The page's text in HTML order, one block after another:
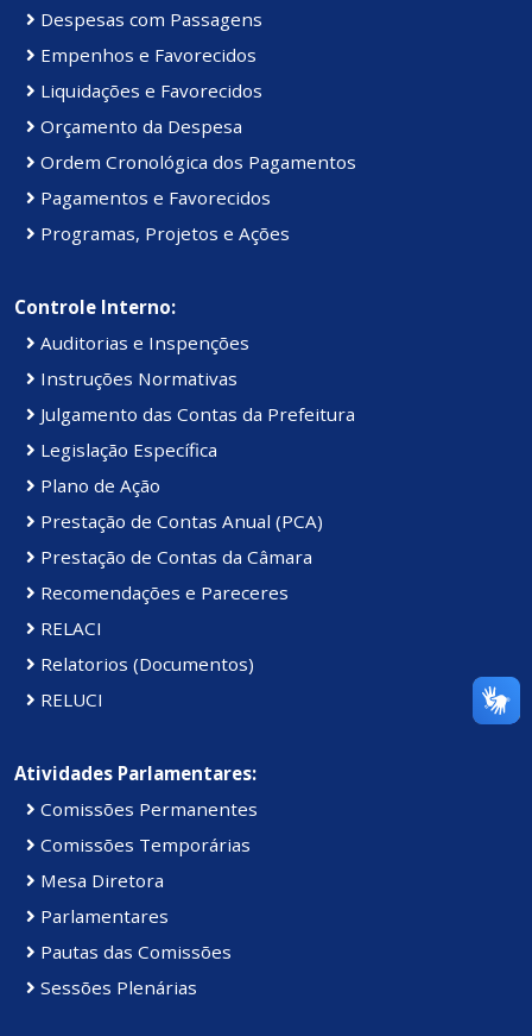
Despesas com Passagens
Empenhos e Favorecidos
Liquidações e Favorecidos
Orçamento da Despesa
Ordem Cronológica dos Pagamentos
Pagamentos e Favorecidos
Programas, Projetos e Ações
Controle Interno:
Auditorias e Inspenções
Instruções Normativas
Julgamento das Contas da Prefeitura
Legislação Específica
Plano de Ação
Prestação de Contas Anual (PCA)
Prestação de Contas da Câmara
Recomendações e Pareceres
RELACI
Relatorios (Documentos)
RELUCI
Atividades Parlamentares:
Comissões Permanentes
Comissões Temporárias
Mesa Diretora
Parlamentares
Pautas das Comissões
Sessões Plenárias